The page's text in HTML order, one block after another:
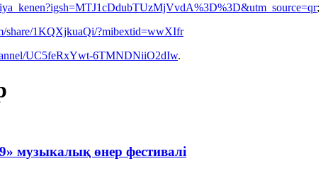
;
share/1KQXjkuaQi/?mibextid=wwXIfr
UC5feRxYwt-6TMNDNiiO2dIw.
музыкалық өнер фестивалі